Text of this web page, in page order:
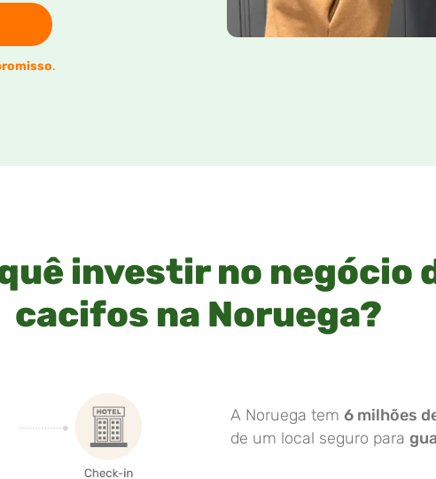
.
investir no negócio
cacifos na Noruega?
A Noruega tem 6 milhões
de um local seguro para